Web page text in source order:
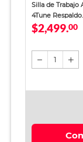
Silla de Trabajo
4Tune Respaldo
Mesh Negra
$2,499.00
1